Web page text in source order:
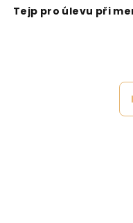
Tejp pro úlevu při